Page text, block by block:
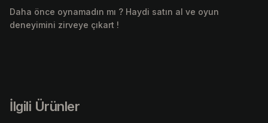
Daha önce oynamadın mı ? Haydi satın al ve oyun
deneyimini zirveye çıkart !
İlgili Ürünler